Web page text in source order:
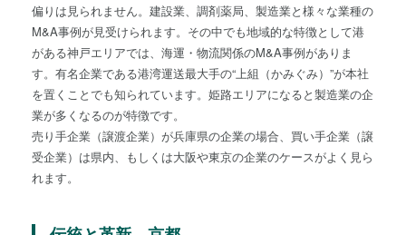
偏りは見られません。建設業、調剤薬局、製造業と様々な業種の
M&A事例が見受けられます。その中でも地域的な特徴として港
がある神戸エリアでは、海運・物流関係のM&A事例がありま
す。有名企業である港湾運送最大手の“上組（かみぐみ）”が本社
を置くことでも知られています。姫路エリアになると製造業の企
業が多くなるのが特徴です。
売り手企業（譲渡企業）が兵庫県の企業の場合、買い手企業（譲
受企業）は県内、もしくは大阪や東京の企業のケースがよく見ら
れます。